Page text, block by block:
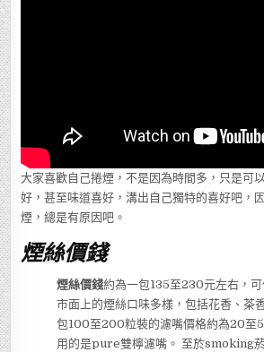
大家喜歡自己捲煙，不是因為時間多，只是可
好，甚至味道喜好，溝出自己獨特的喜好吧，
煙，總是有原因吧。
煙絲價錢
煙絲價錢約為一包135至230元左右，可
市面上的煙絲口味多樣，包括花香、茶
包100至200粒裝的濾嘴價格約為20至
用的是pure雙檸濾嘴。 至於smoking